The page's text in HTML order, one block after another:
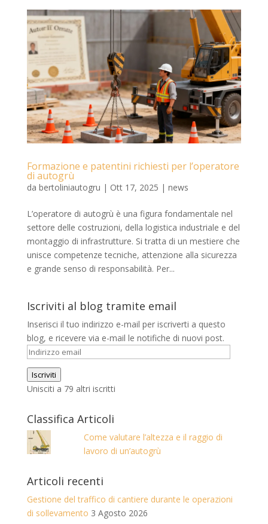
Formazione e patentini richiesti per l’operatore
di autogrù
da bertoliniautogru | Ott 17, 2025 | news
L’operatore di autogrù è una figura fondamentale nel
settore delle costruzioni, della logistica industriale e del
montaggio di infrastrutture. Si tratta di un mestiere che
unisce competenze tecniche, attenzione alla sicurezza
e grande senso di responsabilità. Per...
Iscriviti al blog tramite email
Inserisci il tuo indirizzo e-mail per iscriverti a questo
blog, e ricevere via e-mail le notifiche di nuovi post.
Indirizzo
email
Iscriviti
Unisciti a 79 altri iscritti
Classifica Articoli
Come valutare l’altezza e il raggio di
lavoro di un’autogrù
Articoli recenti
Gestione del traffico di cantiere durante le operazioni
di sollevamento 3 Agosto 2026